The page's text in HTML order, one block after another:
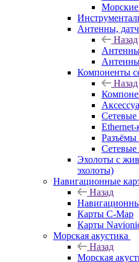
Антенны,
Назад
Компоненты
Назад
Сетевые
Ethernet-
Разъёмы
Сетевые
Эхолоты с
эхолоты)
Навигационные
Назад
Карты C-Map
Карты
Морская акустика
Назад
Морская